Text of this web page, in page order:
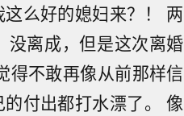
么好的媳妇来？！ 两
没离成，但是这次离婚
得不敢再像从前那样信
付出都打水漂了。 像